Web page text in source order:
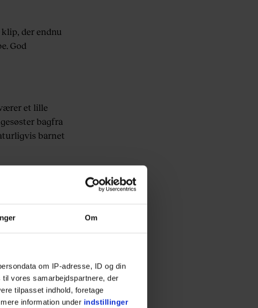
Om
om IP-adresse, ID og din
vores samarbejdspartnere, der
tilpasset indhold, foretage
information under indstillinger
der endnu
God
et lille
bagfra
barnet